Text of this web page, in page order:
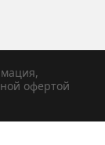
офертой